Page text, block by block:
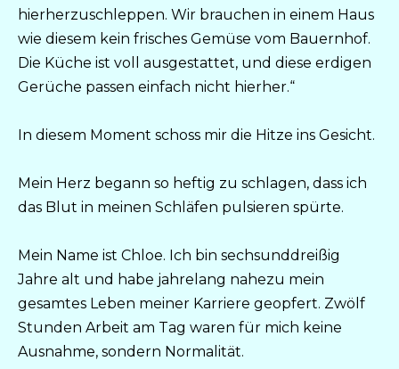
hierherzuschleppen. Wir brauchen in einem Haus
wie diesem kein frisches Gemüse vom Bauernhof.
Die Küche ist voll ausgestattet, und diese erdigen
Gerüche passen einfach nicht hierher.“
In diesem Moment schoss mir die Hitze ins Gesicht.
Mein Herz begann so heftig zu schlagen, dass ich
das Blut in meinen Schläfen pulsieren spürte.
Mein Name ist Chloe. Ich bin sechsunddreißig
Jahre alt und habe jahrelang nahezu mein
gesamtes Leben meiner Karriere geopfert. Zwölf
Stunden Arbeit am Tag waren für mich keine
Ausnahme, sondern Normalität.